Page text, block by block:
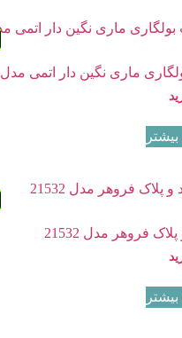
ماری نگین دار اتمی مدل 21431
فروهر مدل 21532